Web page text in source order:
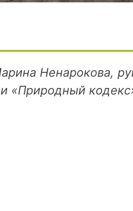
Ненарокова,
«Природный